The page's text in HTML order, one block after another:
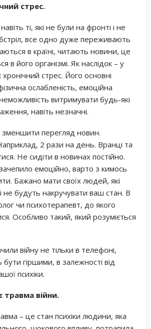
стрес.
ті, які не були на фронті і не
все одно дуже переживають
в країні, читають новини, це
в його організмі. Як наслідок – у
стрес. Його основні
ослабленість, емоційна
витримувати будь-які
навіть незначні.
перегляд новин.
2 рази на день. Вранці та
Не сидіти в новинах постійно.
емоційно, варто з кимось
Бажано мати своїх людей, які
не будуть накручувати ваш стан. В
чи психотерапевт, до якого
Особливо такий, який розуміється
війну не тільки в телефоні,
гіршими, в залежності від
психіки.
травма війни.
– це стан психіки людини, яка